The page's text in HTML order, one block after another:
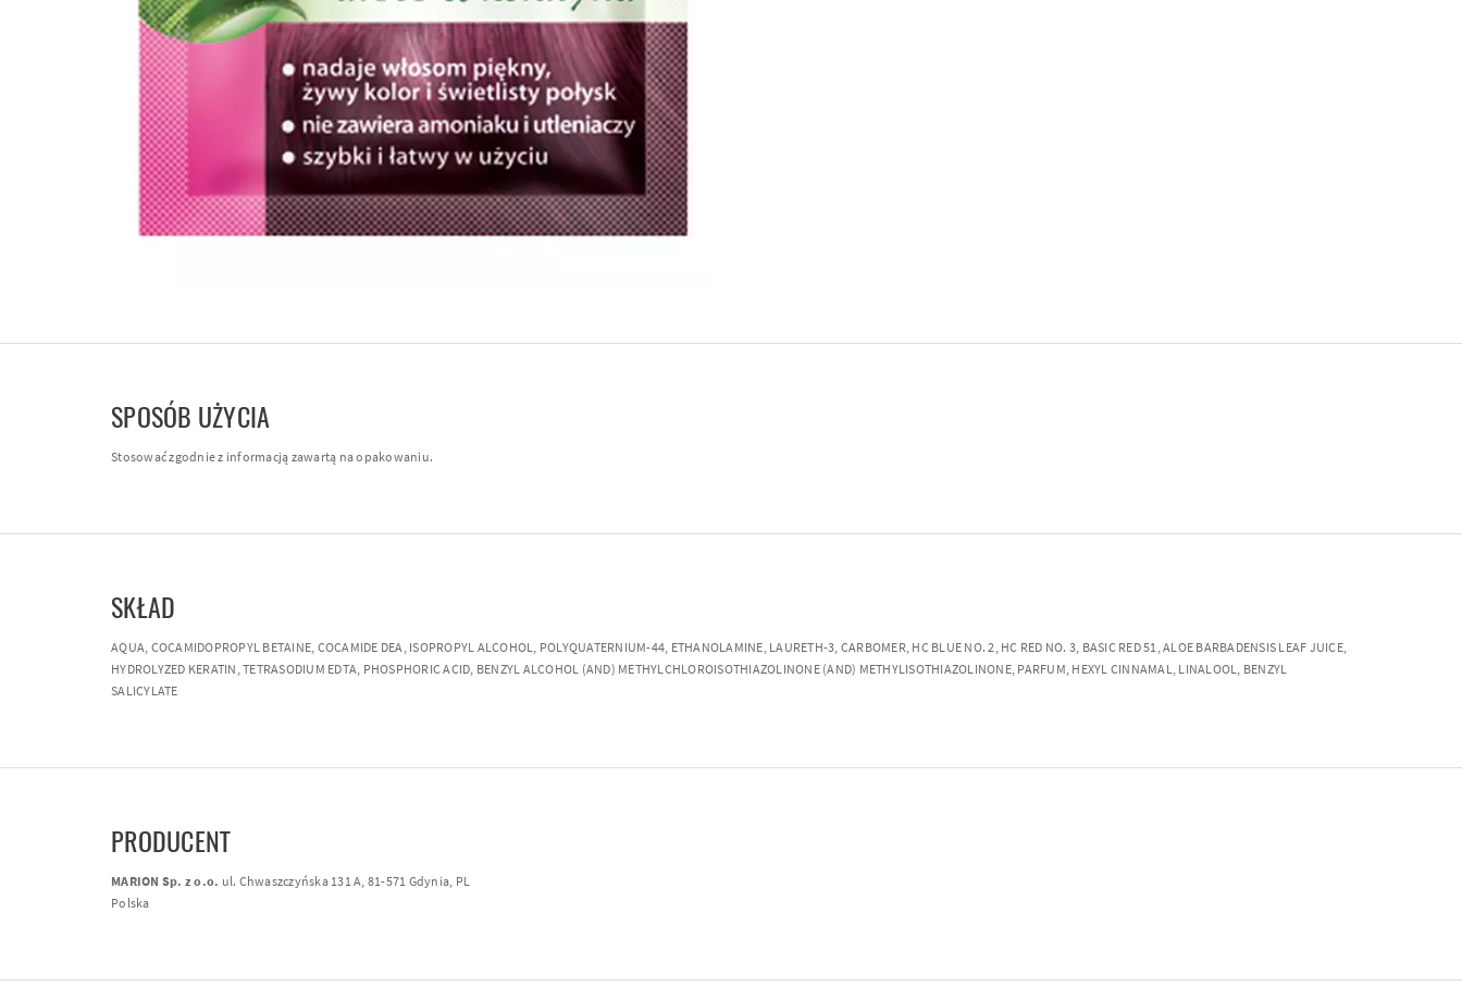
SPOSÓB UŻYCIA
Stosować zgodnie z informacją zawartą na opakowaniu.
SKŁAD
AQUA, COCAMIDOPROPYL BETAINE, COCAMIDE DEA, ISOPROPYL ALCOHOL, POLYQUATERNIUM-44, ETHANOLAMINE, LAURETH-3, CARBOMER, HC BLUE NO. 2, HC RED NO. 3, BASIC RED 51, ALOE BARBADENSIS LEAF JUICE,
HYDROLYZED KERATIN, TETRASODIUM EDTA, PHOSPHORIC ACID, BENZYL ALCOHOL (AND) METHYLCHLOROISOTHIAZOLINONE (AND) METHYLISOTHIAZOLINONE, PARFUM, HEXYL CINNAMAL, LINALOOL, BENZYL
SALICYLATE
PRODUCENT
MARION Sp. z o.o. ul. Chwaszczyńska 131 A, 81-571 Gdynia, PL
Polska